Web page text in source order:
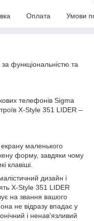
Оплата Умови
функціональністю та
телефонів Sigma
X-Style 351 LIDER –
маленького
форму, завдяки чому
клавіші.
дизайн і
X-Style 351 LIDER
на звання вашого
не відразу впадає у
і ненав'язливий